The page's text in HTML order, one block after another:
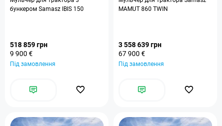
бункером Samasz IBIS 150
518 859 грн
9 900 €
Під замовлення
MAMUT 860 TWIN
3 558 639 грн
67 900 €
Під замовлення